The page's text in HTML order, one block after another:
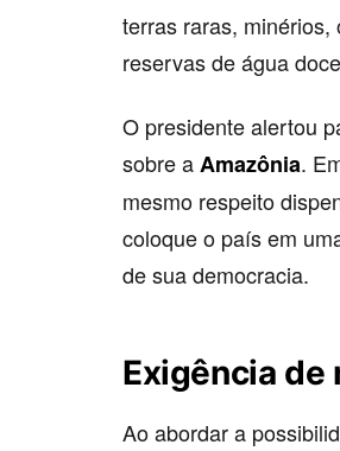
terras raras,
reservas de água
O presidente alertou
sobre aAmazônia.
mesmo respeito
coloque o país em
de sua democracia.
Exigência de
Ao abordar a